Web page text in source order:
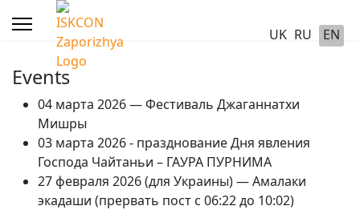
UK RU EN
Events
04 марта 2026 — Фестиваль Джаганнатхи
Мишры
03 марта 2026 - празднование Дня явления
Господа Чайтаньи – ГАУРА ПУРНИМА
27 февраля 2026 (для Украины) — Амалаки
экадаши (прервать пост с 06:22 до 10:02)